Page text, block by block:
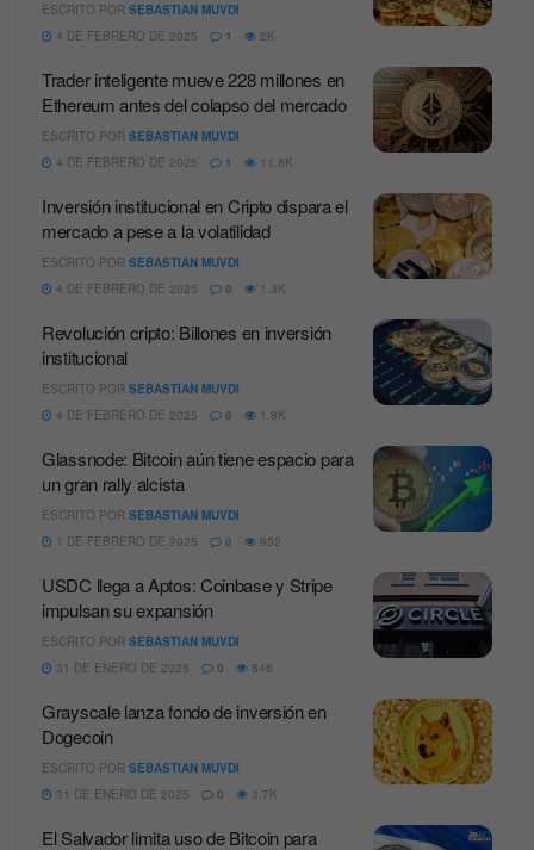
ESCRITO POR SEBASTIAN MUVDI
4 DE FEBRERO DE 2025
1 2K
Trader inteligente mueve 228 millones en
Ethereum antes del colapso del mercado
ESCRITO POR SEBASTIAN MUVDI
4 DE FEBRERO DE 2025
1 11.8K
Inversión institucional en Cripto dispara el
mercado a pese a la volatilidad
ESCRITO POR SEBASTIAN MUVDI
4 DE FEBRERO DE 2025
0 1.3K
Revolución cripto: Billones en inversión
institucional
ESCRITO POR SEBASTIAN MUVDI
4 DE FEBRERO DE 2025
0 1.8K
Glassnode: Bitcoin aún tiene espacio para
un gran rally alcista
ESCRITO POR SEBASTIAN MUVDI
1 DE FEBRERO DE 2025
0 952
USDC llega a Aptos: Coinbase y Stripe
impulsan su expansión
ESCRITO POR SEBASTIAN MUVDI
31 DE ENERO DE 2025
0 846
Grayscale lanza fondo de inversión en
Dogecoin
ESCRITO POR SEBASTIAN MUVDI
31 DE ENERO DE 2025
0 3.7K
El Salvador limita uso de Bitcoin para